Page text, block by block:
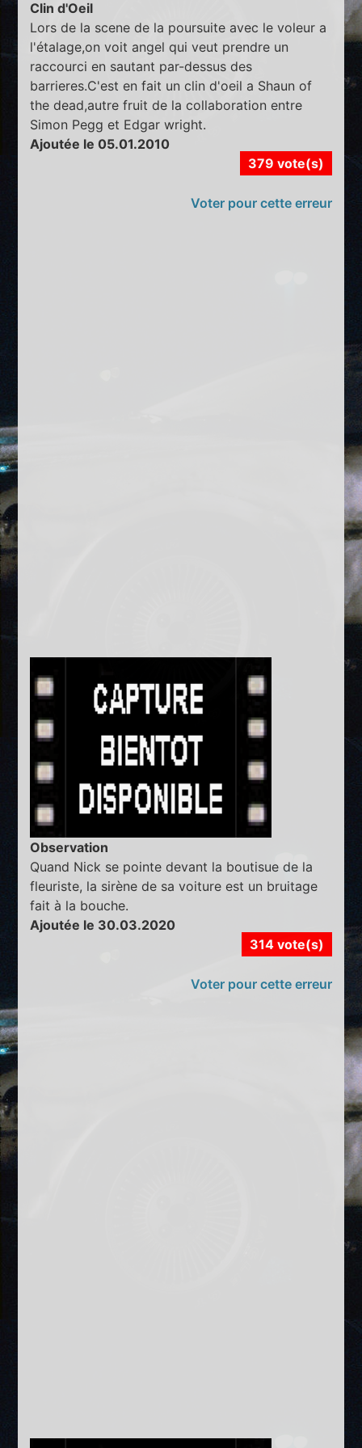
Clin d'Oeil
Lors de la scene de la poursuite avec le voleur a
l'étalage,on voit angel qui veut prendre un
raccourci en sautant par-dessus des
barrieres.C'est en fait un clin d'oeil a Shaun of
the dead,autre fruit de la collaboration entre
Simon Pegg et Edgar wright.
Ajoutée le 05.01.2010
379 vote(s)
Voter pour cette erreur
Observation
Quand Nick se pointe devant la boutisue de la
fleuriste, la sirène de sa voiture est un bruitage
fait à la bouche.
Ajoutée le 30.03.2020
314 vote(s)
Voter pour cette erreur